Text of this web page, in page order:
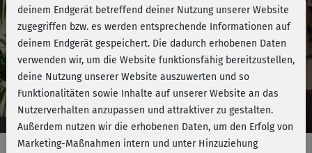
Play
Video
deinem Endgerät betreffend deiner Nutzung unserer Website
zugegriffen bzw. es werden entsprechende Informationen auf
deinem Endgerät gespeichert. Die dadurch erhobenen Daten
verwenden wir, um die Website funktionsfähig bereitzustellen,
deine Nutzung unserer Website auszuwerten und so
Funktionalitäten sowie Inhalte auf unserer Website an das
Nutzerverhalten anzupassen und attraktiver zu gestalten.
Außerdem nutzen wir die erhobenen Daten, um den Erfolg von
Marketing-Maßnahmen intern und unter Hinzuziehung